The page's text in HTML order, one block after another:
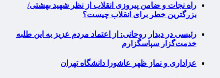
راه نجات و ضامن پیروزی انقلاب از نظر شهید بهشتی/
بزرگترین خطر برای انقلاب چیست؟
رئیسی در دیدار روحانی: از اعتماد مردم عزیز به این طلبه
خدمت‌گزار سپاسگزارم
عزاداری و نماز ظهر عاشورا دانشگاه تهران